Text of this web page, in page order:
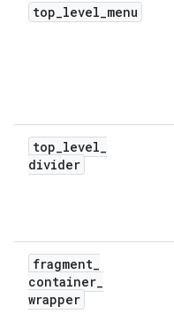
top_level_menu
top_level_
divider
fragment_
container_
wrapper